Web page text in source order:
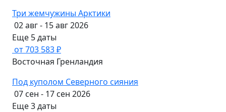
Три жемчужины Арктики
02 авг - 15 авг 2026
Еще 5 даты
от 703 583 ₽
Восточная Гренландия
Под куполом Северного сияния
07 сен - 17 сен 2026
Еще 3 даты